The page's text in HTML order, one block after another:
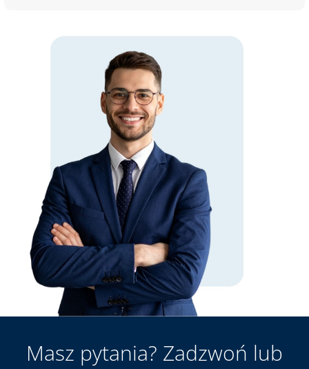
Masz pytania? Zadzwoń lub